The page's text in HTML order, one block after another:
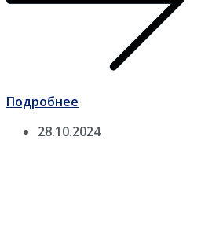
Подробнее
28.10.2024